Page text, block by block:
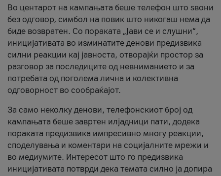
Во центарот на кампањата беше телефон што ѕвони
без одговор, симбол на повик што никогаш нема да
биде возвратен. Со пораката „Јави се и слушни“,
иницијативата во изминатите денови предизвика
силни реакции кај јавноста, отворајќи простор за
разговор за последиците од невниманието и за
потребата од поголема лична и колективна
одговорност во сообраќајот.
За само неколку денови, телефонскиот број од
кампањата беше завртен илјадници пати, додека
пораката предизвика импресивно многу реакции,
споделувања и коментари на социјалните мрежи и
во медиумите. Интересот што го предизвика
иницијативата потврди дека темата силно ја допира